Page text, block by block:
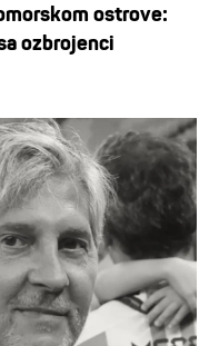
ostrove:
ozbrojenci